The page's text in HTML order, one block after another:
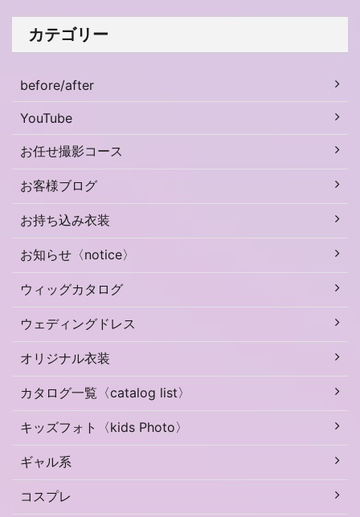
カテゴリー
before/after
YouTube
お任せ撮影コース
お客様ブログ
お持ち込み衣装
お知らせ〈notice〉
ウィッグカタログ
ウェディングドレス
オリジナル衣装
カタログ一覧〈catalog list〉
キッズフォト〈kids Photo〉
ギャル系
コスプレ